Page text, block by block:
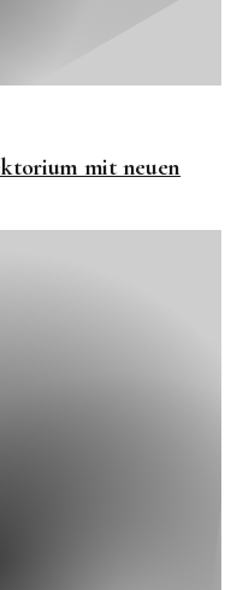
mit neuen